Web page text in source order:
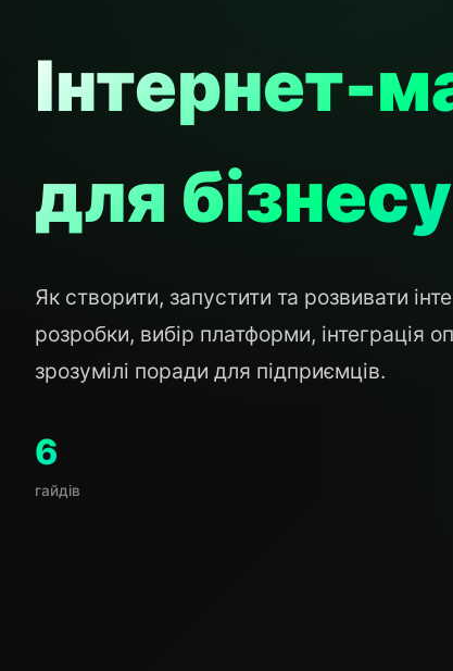
Інтернет-
для бізнесу
Як створити, запустити та розвивати
розробки, вибір платформи, інтеграція
зрозумілі поради для підприємців.
6
гайдів